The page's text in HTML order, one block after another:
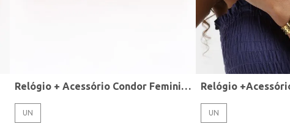
Relógio + Acessório Condor Feminino PRATA
UN UN